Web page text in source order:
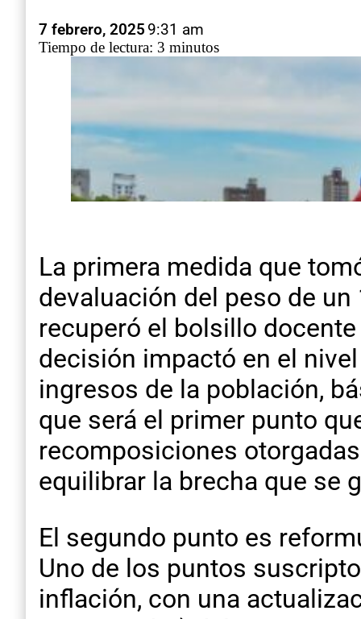
7 febrero, 2025 9:31 am
Tiempo de lectura: 3 minutos
La primera medida que
devaluación del peso de
recuperó el bolsillo
decisión impactó en el
ingresos de la población,
que será el primer punto
recomposiciones
equilibrar la brecha que se
El segundo punto es
Uno de los puntos
inflación, con una